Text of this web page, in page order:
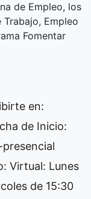
de Empleo, los
Empleo
Fomentar
en:
de Inicio:
presencial
Virtual: Lunes
de 15:30